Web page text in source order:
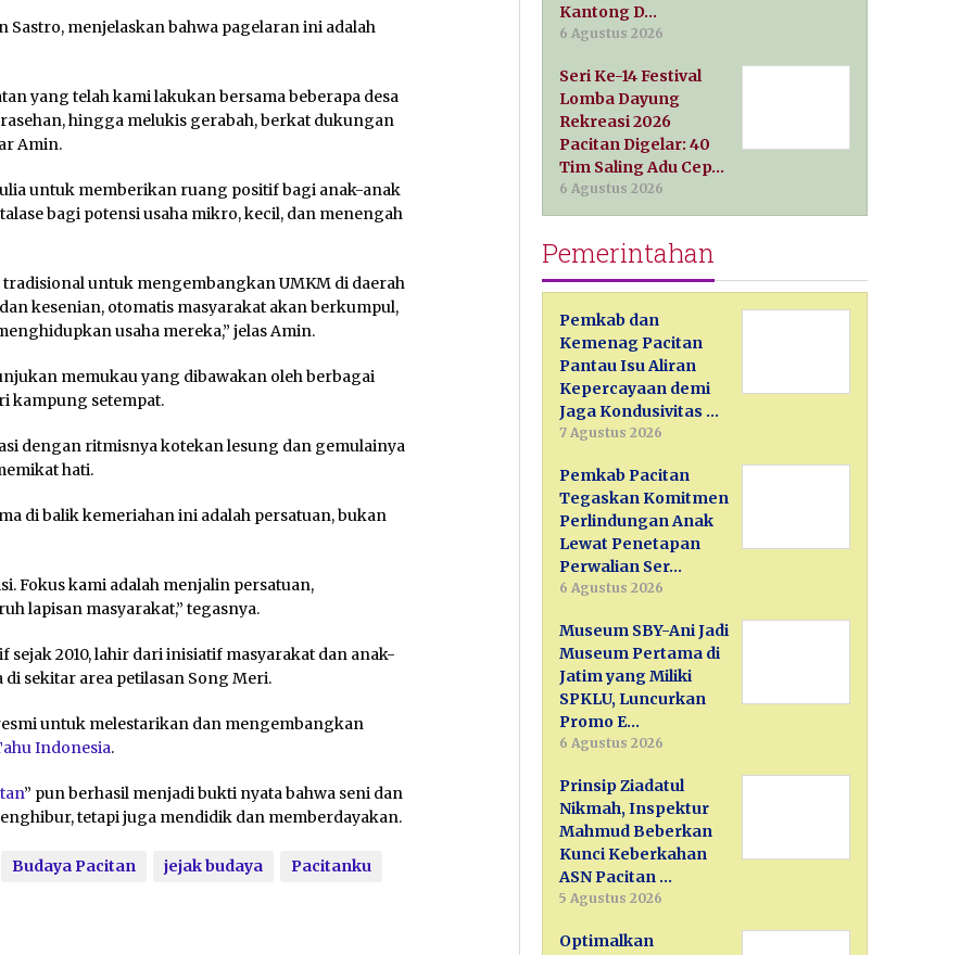
menjelaskan bahwa pagelaran ini adalah
yang telah kami lakukan bersama beberapa desa
hingga melukis gerabah, berkat dukungan
Amin.
untuk memberikan ruang positif bagi anak-anak
bagi potensi usaha mikro, kecil, dan menengah
untuk mengembangkan UMKM di daerah
kesenian, otomatis masyarakat akan berkumpul,
usaha mereka,” jelas Amin.
memukau yang dibawakan oleh berbagai
kampung setempat.
dengan ritmisnya kotekan lesung dan gemulainya
hati.
di balik kemeriahan ini adalah persatuan, bukan
Fokus kami adalah menjalin persatuan,
lapisan masyarakat,” tegasnya.
2010, lahir dari inisiatif masyarakat dan anak-
sekitar area petilasan Song Meri.
untuk melestarikan dan mengembangkan
Indonesia.
” pun berhasil menjadi bukti nyata bahwa seni dan
tetapi juga mendidik dan memberdayakan.
Budaya Pacitan jejak budaya
Pacitanku
Kantong D…
6 Agustus 2026
Seri Ke-14 Festival
Lomba Dayung
Rekreasi 2026
Pacitan Digelar: 40
Tim Saling Adu Cep…
6 Agustus 2026
Pemerintahan
Pemkab dan
Kemenag Pacitan
Pantau Isu Aliran
Kepercayaan demi
Jaga Kondusivitas …
7 Agustus 2026
Pemkab Pacitan
Tegaskan Komitmen
Perlindungan Anak
Lewat Penetapan
Perwalian Ser…
6 Agustus 2026
Museum SBY-Ani Jadi
Museum Pertama di
Jatim yang Miliki
SPKLU, Luncurkan
Promo E…
6 Agustus 2026
Prinsip Ziadatul
Nikmah, Inspektur
Mahmud Beberkan
Kunci Keberkahan
ASN Pacitan …
5 Agustus 2026
Optimalkan